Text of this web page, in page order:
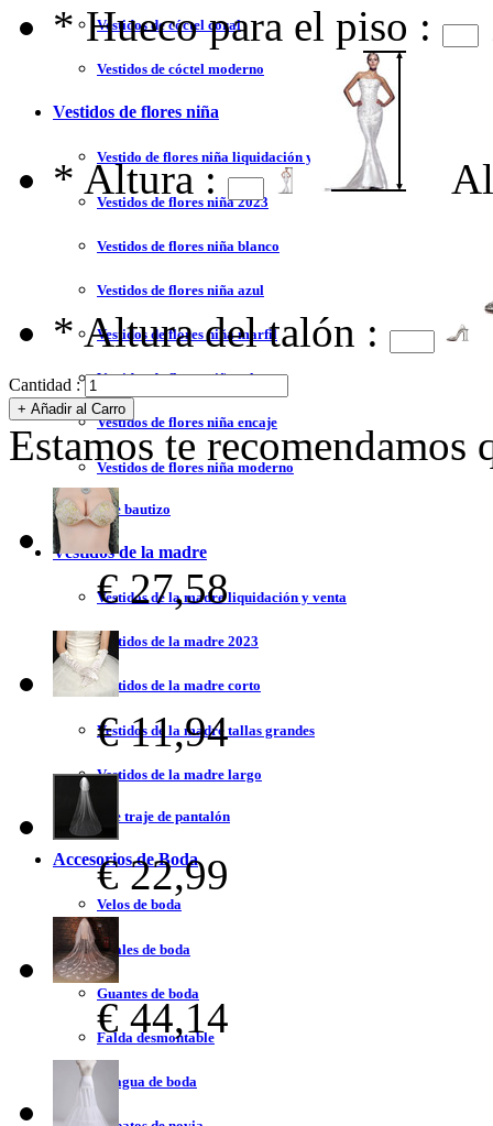
Vestidos de cóctel coral
Vestidos de cóctel moderno
Vestidos de flores niña
Vestido de flores niña liquidación y venta
Vestidos de flores niña 2023
Vestidos de flores niña blanco
Vestidos de flores niña azul
Vestidos de flores niña marfil
Vestidos de flores niña tul
Vestidos de flores niña encaje
Vestidos de flores niña moderno
Vestidos de bautizo
Vestidos de la madre
Vestidos de la madre liquidación y venta
Vestidos de la madre 2023
Vestidos de la madre corto
Vestidos de la madre tallas grandes
Vestidos de la madre largo
Vestidos de traje de pantalón
Accesorios de Boda
Velos de boda
Chales de boda
Guantes de boda
Falda desmontable
Enagua de boda
* Hueco para el piso :
* Altura :
* Altura del talón :
Cantidad :
Estamos te recomendamos
€ 27,58
€ 11,94
€ 22,99
€ 44,14